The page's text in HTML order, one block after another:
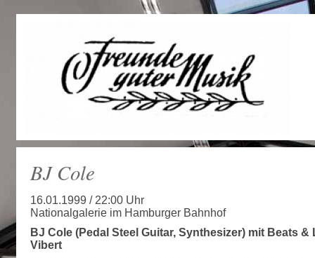
BJ Cole
16.01.1999 / 22:00 Uhr
Nationalgalerie im Hamburger Bahnhof
BJ Cole (Pedal Steel Guitar, Synthesizer) mit Beats
Vibert